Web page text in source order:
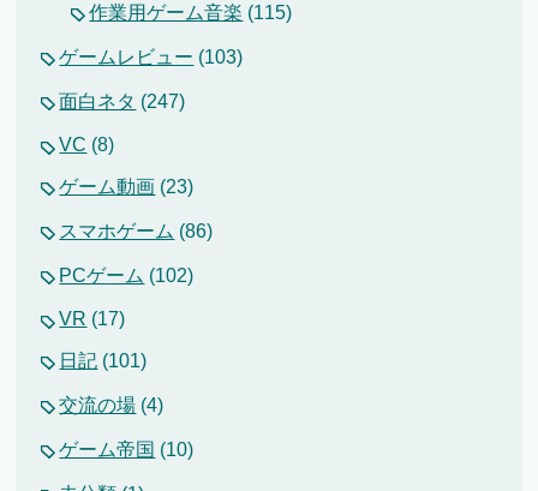
作業用ゲーム音楽 (115)
ゲームレビュー (103)
面白ネタ (247)
VC (8)
ゲーム動画 (23)
スマホゲーム (86)
PCゲーム (102)
VR (17)
日記 (101)
交流の場 (4)
ゲーム帝国 (10)